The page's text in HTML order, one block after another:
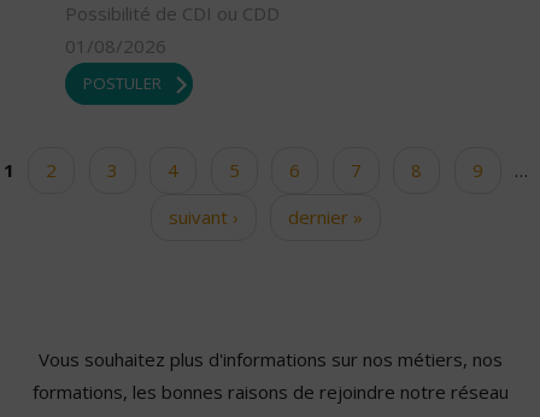
Possibilité de CDI ou CDD
01/08/2026
POSTULER
Pages
1 2 3 4 5 6 7 8 9
…
suivant ›
dernier »
Vous souhaitez plus d'informations sur nos métiers, nos
formations, les bonnes raisons de rejoindre notre réseau